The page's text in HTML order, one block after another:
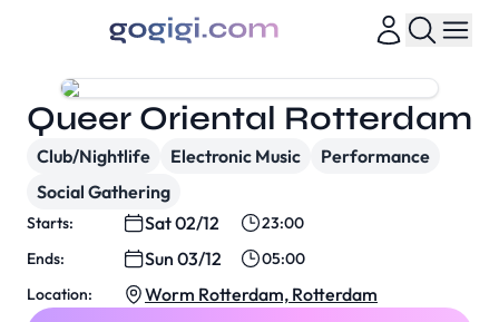
Queer Oriental Rotterdam
Club/Nightlife Electronic Music
Performance
Social Gathering
Starts: Sat 02/12
23:00
Ends:
Sun 03/12
05:00
Location:
Worm Rotterdam, Rotterdam